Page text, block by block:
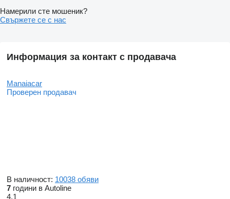
Намерили сте мошеник?
Свържете се с нас
Информация за контакт с продавача
Manaiacar
Проверен продавач
В наличност: 10038 обяви
7 години в Autoline
4.1